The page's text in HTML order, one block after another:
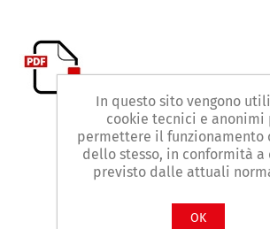
Contattaci
FacebookWhatsApp
In questo sito vengono
cookie tecnici e anonimi
permettere il funzionamento
dello stesso, in conformità a
previsto dalle attuali
OK